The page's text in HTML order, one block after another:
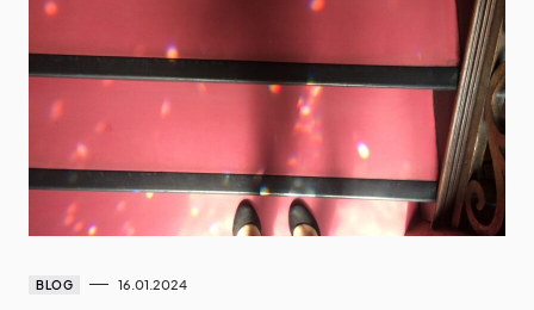
BLOG 16.01.2024